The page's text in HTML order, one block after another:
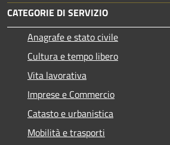
CATEGORIE DI SERVIZIO
Anagrafe e stato civile
Cultura e tempo libero
Vita lavorativa
Imprese e Commercio
Catasto e urbanistica
Mobilità e trasporti